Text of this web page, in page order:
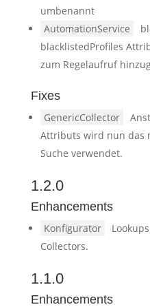
umbenannt
AutomationService
blacklistedProfiles
zum Regelaufruf
Fixes
GenericCollector
Attributs wird nun das
Suche verwendet.
1.2.0
Enhancements
Konfigurator
Collectors.
1.1.0
Enhancements